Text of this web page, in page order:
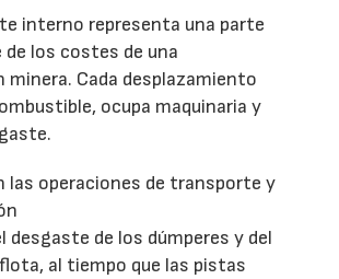
interno representa una parte
los costes de una
minera. Cada desplazamiento
ocupa maquinaria y
las operaciones de transporte y
desgaste de los dúmperes y del
al tiempo que las pistas